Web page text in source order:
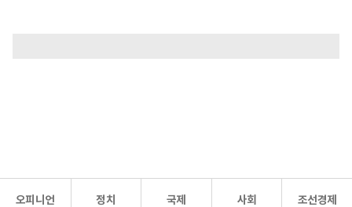
오피니언 정치 국제 사회 조선경제